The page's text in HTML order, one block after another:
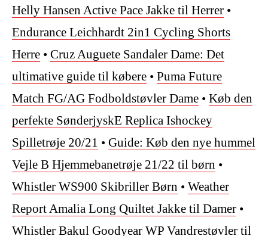
Helly Hansen Active Pace Jakke til Herrer •
Endurance Leichhardt 2in1 Cycling Shorts
Herre • Cruz Auguete Sandaler Dame: Det
ultimative guide til købere • Puma Future
Match FG/AG Fodboldstøvler Dame • Køb den
perfekte SønderjyskE Replica Ishockey
Spilletrøje 20/21 • Guide: Køb den nye hummel
Vejle B Hjemmebanetrøje 21/22 til børn •
Whistler WS900 Skibriller Børn • Weather
Report Amalia Long Quiltet Jakke til Damer •
Whistler Bakul Goodyear WP Vandrestøvler til